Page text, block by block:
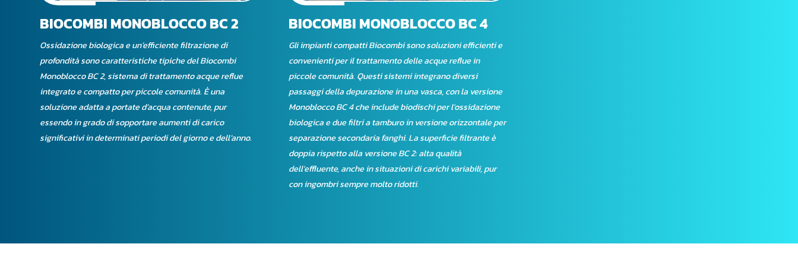
BIOCOMBI MONOBLOCCO BC 2
Ossidazione biologica e un’efficiente filtrazione di
profondità sono caratteristiche tipiche del Biocombi
Monoblocco BC 2, sistema di trattamento acque reflue
integrato e compatto per piccole comunità. È una
soluzione adatta a portate d’acqua contenute, pur
essendo in grado di sopportare aumenti di carico
significativi in determinati periodi del giorno e dell’anno.
BIOCOMBI MONOBLOCCO BC 4
Gli impianti compatti Biocombi sono soluzioni efficienti e
convenienti per il trattamento delle acque reflue in
piccole comunità. Questi sistemi integrano diversi
passaggi della depurazione in una vasca, con la versione
Monoblocco BC 4 che include biodischi per l'ossidazione
biologica e due filtri a tamburo in versione orizzontale per
separazione secondaria fanghi. La superficie filtrante è
doppia rispetto alla versione BC 2: alta qualità
dell'effluente, anche in situazioni di carichi variabili, pur
con ingombri sempre molto ridotti.